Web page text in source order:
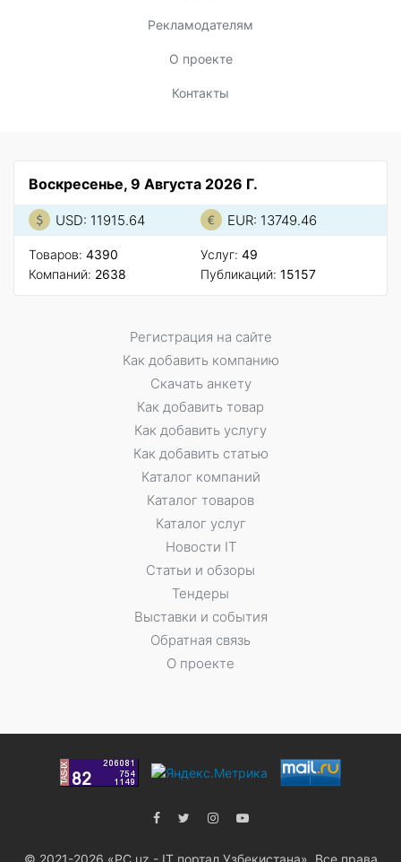
Рекламодателям
О проекте
Контакты
Воскресенье, 9 Августа 2026 Г.
USD: 11915.64 EUR: 13749.46
Товаров: 4390
Компаний: 2638
Услуг: 49
Публикаций: 15157
Регистрация на сайте
Как добавить компанию
Скачать анкету
Как добавить товар
Как добавить услугу
Как добавить статью
Каталог компаний
Каталог товаров
Каталог услуг
Новости IT
Статьи и обзоры
Тендеры
Выставки и события
Обратная связь
О проекте